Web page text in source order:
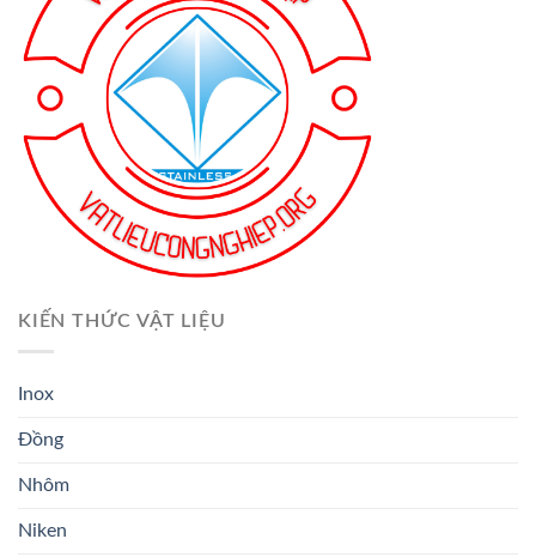
KIẾN THỨC VẬT LIỆU
Inox
Đồng
Nhôm
Niken